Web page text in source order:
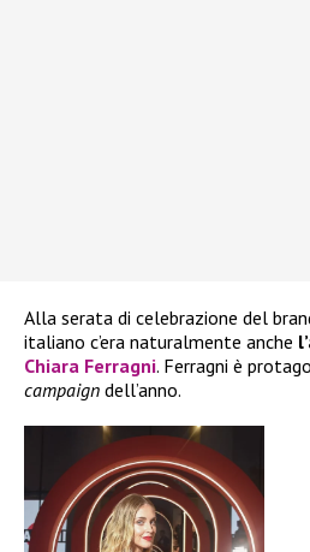
Alla serata di celebrazione del
italiano c’era naturalmente anche
Chiara Ferragni. Ferragni è
campaign dell’anno.